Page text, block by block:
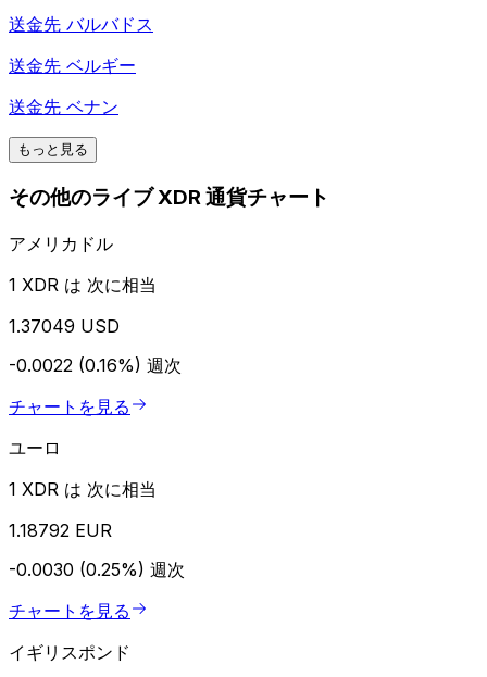
送金先 バルバドス
送金先 ベルギー
送金先 ベナン
もっと見る
その他のライブ XDR 通貨チャート
アメリカドル
1 XDR は 次に相当
1.37049 USD
-0.0022 (0.16%) 週次
チャートを見る
ユーロ
1 XDR は 次に相当
1.18792 EUR
-0.0030 (0.25%) 週次
チャートを見る
イギリスポンド